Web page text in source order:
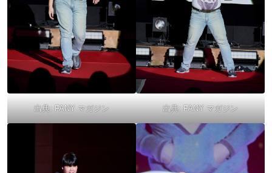
出典: FANY マガジン 出典: FANY マガジン